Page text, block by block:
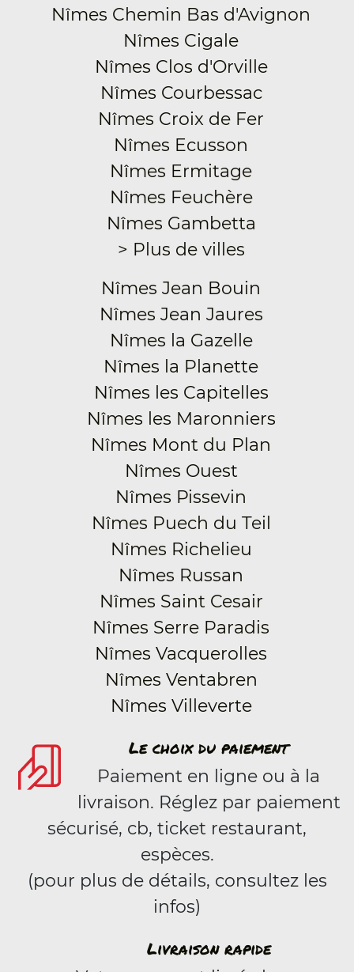
Nîmes Chemin Bas d'Avignon
Nîmes Cigale
Nîmes Clos d'Orville
Nîmes Courbessac
Nîmes Croix de Fer
Nîmes Ecusson
Nîmes Ermitage
Nîmes Feuchère
Nîmes Gambetta
> Plus de villes
Nîmes Jean Bouin
Nîmes Jean Jaures
Nîmes la Gazelle
Nîmes la Planette
Nîmes les Capitelles
Nîmes les Maronniers
Nîmes Mont du Plan
Nîmes Ouest
Nîmes Pissevin
Nîmes Puech du Teil
Nîmes Richelieu
Nîmes Russan
Nîmes Saint Cesair
Nîmes Serre Paradis
Nîmes Vacquerolles
Nîmes Ventabren
Nîmes Villeverte
Le choix du paiement
Paiement en ligne ou à la
livraison. Réglez par paiement
sécurisé, cb, ticket restaurant,
espèces.
(pour plus de détails, consultez les
infos)
Livraison rapide